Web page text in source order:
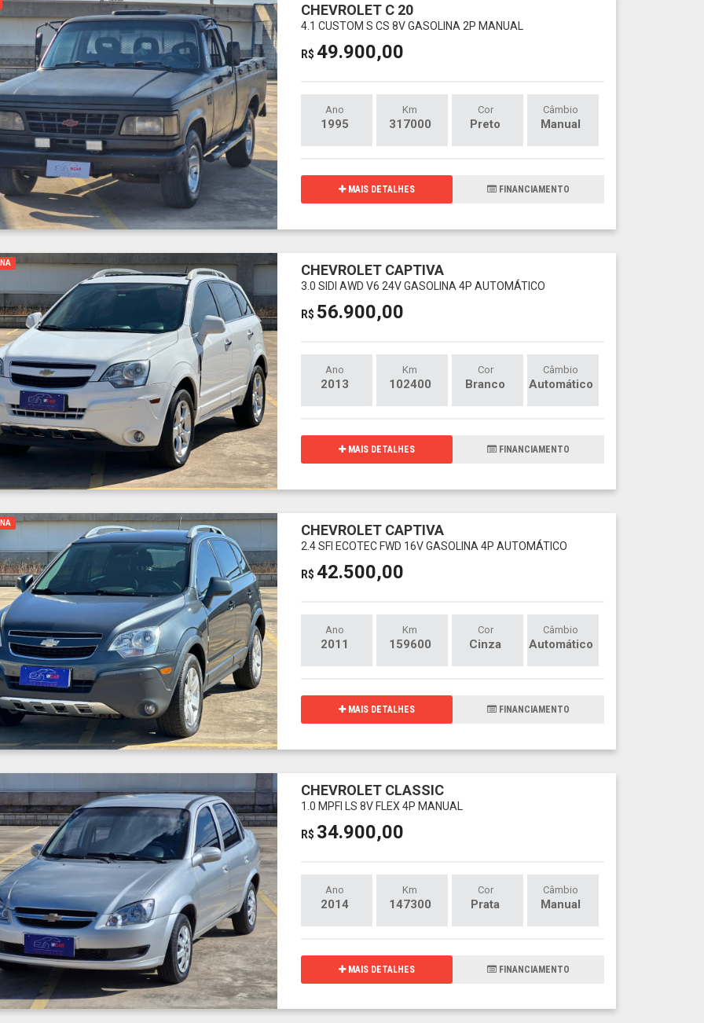
CHEVROLET C 20
4.1 CUSTOM S CS 8V GASOLINA 2P MANUAL
R$ 49.900,00
Ano
1995
Km
317000
Cor
Preto
Câmbio
Manual
MAIS DETALHES FINANCIAMENTO
CHEVROLET CAPTIVA
3.0 SIDI AWD V6 24V GASOLINA 4P AUTOMÁTICO
R$ 56.900,00
Ano
2013
Km
102400
Cor
Branco
Câmbio
Automático
MAIS DETALHES FINANCIAMENTO
CHEVROLET CAPTIVA
2.4 SFI ECOTEC FWD 16V GASOLINA 4P AUTOMÁTICO
R$ 42.500,00
Ano
2011
Km
159600
Cor
Cinza
Câmbio
Automático
MAIS DETALHES FINANCIAMENTO
CHEVROLET CLASSIC
1.0 MPFI LS 8V FLEX 4P MANUAL
R$ 34.900,00
Ano
2014
Km
147300
Cor
Prata
Câmbio
Manual
MAIS DETALHES FINANCIAMENTO